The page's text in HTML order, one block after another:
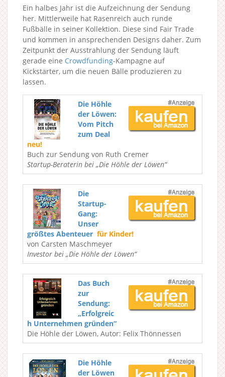
Ein halbes Jahr ist die Aufzeichnung der Sendung
her. Mittlerweile hat Rasenreich auch runde
Fußbälle in seiner Kollektion. Diese sind Fair Trade
und kommen in ansprechenden Designs daher. Zum
Zeitpunkt der Ausstrahlung der Sendung läuft
gerade eine Crowdfunding-Kampagne auf
Kickstarter, um die neuen Bälle produzieren zu
lassen.
Die Höhle
der Löwen:
Vom Pitch
zum Deal
neu!
Buch zur Sendung von Ruth Cremer
Startup-Beraterin bei „Die Höhle der Löwen“
Die
Startup-
Gang:
Unser
größtes Abenteuer für Kinder!
von Carsten Maschmeyer
Investor bei „Die Höhle der Löwen“
Das Buch
zur
Sendung:
„Erfolgreic
h Unternehmen gründen“
Die Höhle der Löwen, Autor: Felix Thönnessen
Die Höhle
der Löwen